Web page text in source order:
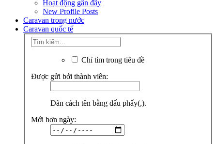
Hoạt động gần đây
New Profile Posts
Caravan trong nước
Caravan quốc tế
Chỉ tìm trong tiêu đề
Được gửi bởi thành viên:
Dãn cách tên bằng dấu phẩy(,).
Mới hơn ngày: